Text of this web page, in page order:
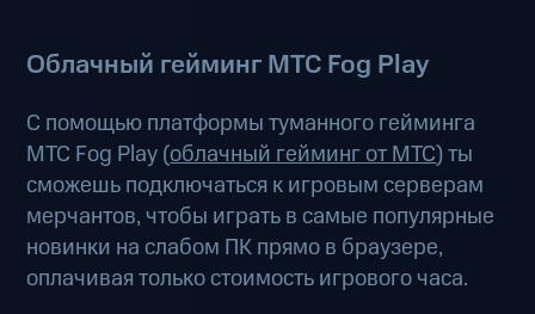
Облачный гейминг МТС Fog Play
С помощью платформы туманного гейминга
МТС Fog Play (облачный гейминг от МТС) ты
сможешь подключаться к игровым серверам
мерчантов, чтобы играть в самые популярные
новинки на слабом ПК прямо в браузере,
оплачивая только стоимость игрового часа.